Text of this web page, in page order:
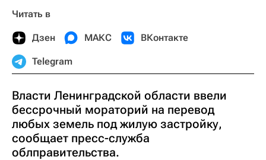
Читать в
Дзен МАКС ВКонтакте
Telegram
Власти Ленинградской области ввели
бессрочный мораторий на перевод
любых земель под жилую застройку,
сообщает пресс-служба
облправительства.